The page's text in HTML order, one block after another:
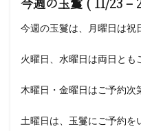
今週の玉鬘は、月曜日は祝
火曜日、水曜日は両日とも
木曜日・金曜日はご予約次
土曜日は、玉鬘にご予約を